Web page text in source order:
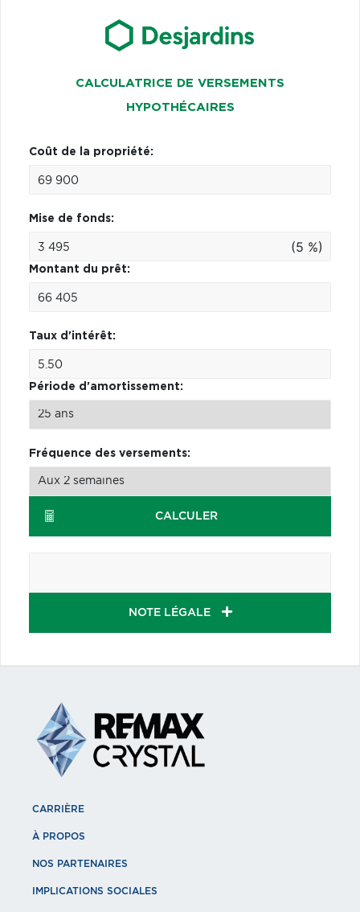
CALCULATRICE DE VERSEMENTS
HYPOTHÉCAIRES
Coût de la propriété:
Mise de fonds:
(5 %)
Montant du prêt:
Taux d'intérêt:
Période d'amortissement:
Fréquence des versements:
CALCULER
NOTE LÉGALE
CARRIÈRE
À PROPOS
NOS PARTENAIRES
IMPLICATIONS SOCIALES